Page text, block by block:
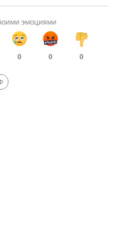
эмоциями
0 0 0